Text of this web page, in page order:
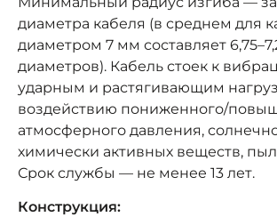
диаметра кабеля (в среднем для
диаметром 7 мм составляет
диаметров). Кабель стоек к
ударным и растягивающим
воздействию пониженного/
атмосферного давления,
химически активных веществ,
Срок службы — не менее 13 лет.
Конструкция: